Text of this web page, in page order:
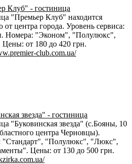
Клуб" - гостиница
"Премьер Клуб" находится
от центра города. Уровень сервиса:
Номера: "Эконом", "Полулюкс",
от 180 до 420 грн.
club.com.ua/
звезда" - гостиница
"Буковинская звезда" (с.Бояны, 10
центра Черновцы).
"Стандарт", "Полулюкс", "Люкс",
Цены: от 130 до 500 грн.